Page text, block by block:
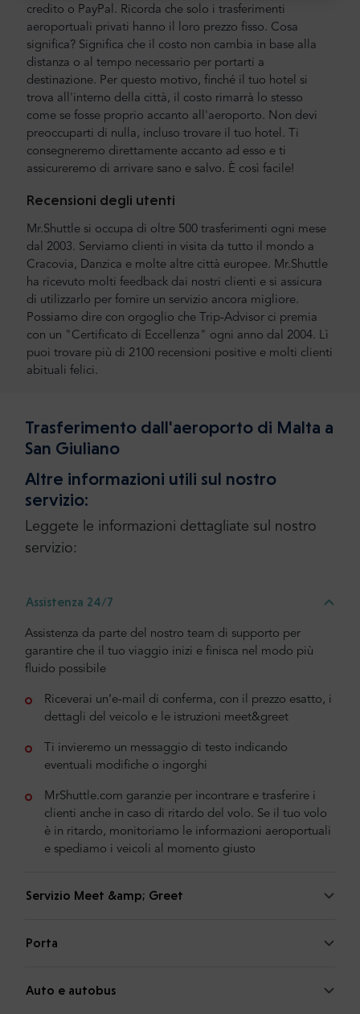
credito o PayPal. Ricorda che solo i trasferimenti
aeroportuali privati hanno il loro prezzo fisso. Cosa
significa? Significa che il costo non cambia in base alla
distanza o al tempo necessario per portarti a
destinazione. Per questo motivo, finché il tuo hotel si
trova all'interno della città, il costo rimarrà lo stesso
come se fosse proprio accanto all'aeroporto. Non devi
preoccuparti di nulla, incluso trovare il tuo hotel. Ti
consegneremo direttamente accanto ad esso e ti
assicureremo di arrivare sano e salvo. È così facile!
Recensioni degli utenti
Mr.Shuttle si occupa di oltre 500 trasferimenti ogni mese
dal 2003. Serviamo clienti in visita da tutto il mondo a
Cracovia, Danzica e molte altre città europee. Mr.Shuttle
ha ricevuto molti feedback dai nostri clienti e si assicura
di utilizzarlo per fornire un servizio ancora migliore.
Possiamo dire con orgoglio che Trip-Advisor ci premia
con un "Certificato di Eccellenza" ogni anno dal 2004. Lì
puoi trovare più di 2100 recensioni positive e molti clienti
abituali felici.
Trasferimento dall'aeroporto di Malta a
San Giuliano
Altre informazioni utili sul nostro
servizio:
Leggete le informazioni dettagliate sul nostro
servizio:
Assistenza 24/7
Assistenza da parte del nostro team di supporto per
garantire che il tuo viaggio inizi e finisca nel modo più
fluido possibile
Riceverai un’e-mail di conferma, con il prezzo esatto, i
dettagli del veicolo e le istruzioni meet&greet
Ti invieremo un messaggio di testo indicando
eventuali modifiche o ingorghi
MrShuttle.com garanzie per incontrare e trasferire i
clienti anche in caso di ritardo del volo. Se il tuo volo
è in ritardo, monitoriamo le informazioni aeroportuali
e spediamo i veicoli al momento giusto
Servizio Meet &amp; Greet
Porta
Auto e autobus